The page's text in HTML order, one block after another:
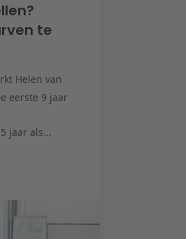
te
Helen van
eerste 9 jaar
jaar als...